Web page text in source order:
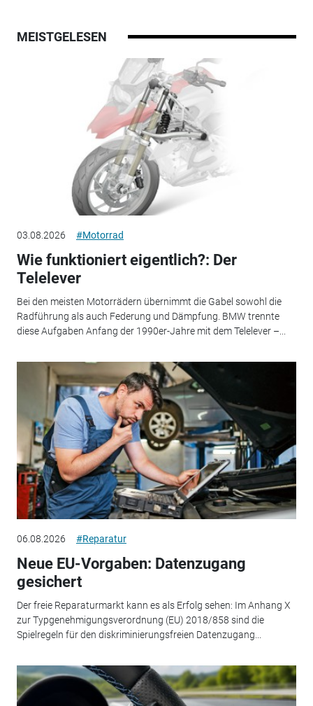
MEISTGELESEN
03.08.2026 #Motorrad
Wie funktioniert eigentlich?: Der
Telelever
Bei den meisten Motorrädern übernimmt die Gabel sowohl die
Radführung als auch Federung und Dämpfung. BMW trennte
diese Aufgaben Anfang der 1990er-Jahre mit dem Telelever –...
06.08.2026 #Reparatur
Neue EU-Vorgaben: Datenzugang
gesichert
Der freie Reparaturmarkt kann es als Erfolg sehen: Im Anhang X
zur Typgenehmigungsverordnung (EU) 2018/858 sind die
Spielregeln für den diskriminierungsfreien Datenzugang...